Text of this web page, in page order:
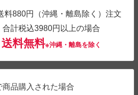
料880円（沖縄・離島除く）注文
合計税込3980円以上の場合
送料無料※沖縄・離島を除く
商品購入された場合